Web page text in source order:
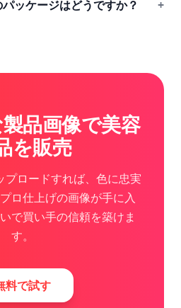
ッケージはどうですか？ +
品画像で美容
を販売
プロードすれば、色に忠実
ロ仕上げの画像が手に入
で買い手の信頼を築けま
す。
料で試す